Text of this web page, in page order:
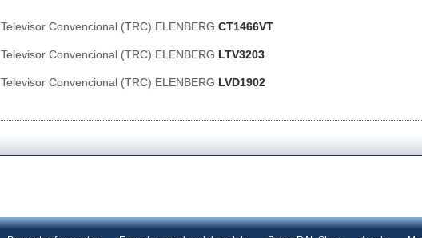
Televisor Convencional (TRC) ELENBERG CT1466VT
Televisor Convencional (TRC) ELENBERG LTV3203
Televisor Convencional (TRC) ELENBERG LVD1902